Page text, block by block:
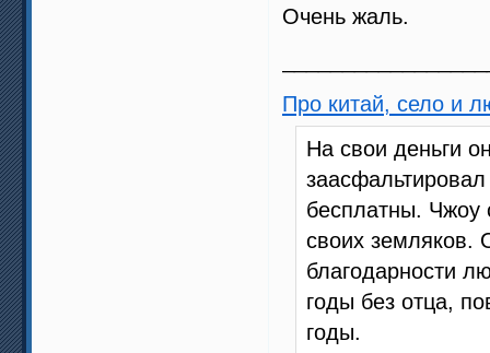
Очень жаль.
Про китай, село и
На свои деньги
бесплатны. Чжоу
своих земляков.
благодарности
годы без отца,
годы.